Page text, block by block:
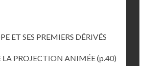
ET SES PREMIERS DÉRIVÉS
LA PROJECTION ANIMÉE(p.40)